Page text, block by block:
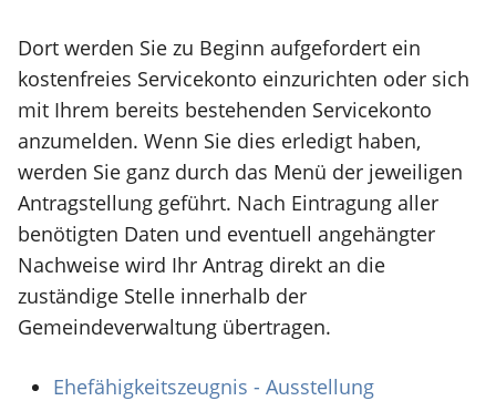
Dort werden Sie zu Beginn aufgefordert ein
kostenfreies Servicekonto einzurichten oder sich
mit Ihrem bereits bestehenden Servicekonto
anzumelden. Wenn Sie dies erledigt haben,
werden Sie ganz durch das Menü der jeweiligen
Antragstellung geführt. Nach Eintragung aller
benötigten Daten und eventuell angehängter
Nachweise wird Ihr Antrag direkt an die
zuständige Stelle innerhalb der
Gemeindeverwaltung übertragen.
Ehefähigkeitszeugnis - Ausstellung